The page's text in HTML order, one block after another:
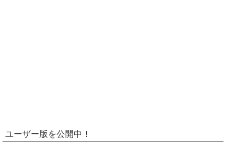
ユーザー版を公開中！